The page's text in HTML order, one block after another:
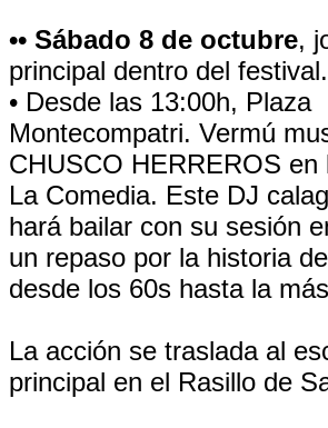
•• Sábado 8 de octubre,
principal dentro del festival.
• Desde las 13:00h, Plaza
Montecompatri. Vermú
CHUSCO HERREROS en
La Comedia. Este DJ
hará bailar con su sesión
un repaso por la historia
desde los 60s hasta la
La acción se traslada al
principal en el Rasillo de